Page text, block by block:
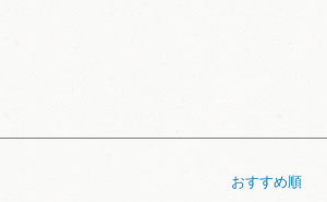
おすすめ順